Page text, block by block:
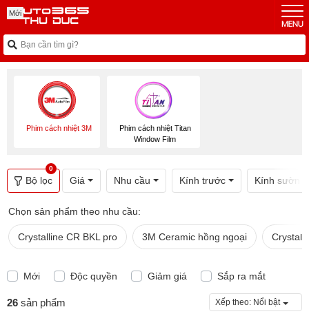
Phim cách nhiệt 3M
Phim cách nhiệt Titan
Window Film
Bộ lọc
0
Giá Nhu cầu Kính trước Kính sườn
Chọn sản phẩm theo nhu cầu:
Crystalline CR BKL pro 3M Ceramic hồng ngoại
Mới Độc quyền Giảm giá Sắp ra mắt
26 sản phẩm Xếp theo: Nổi bật
Mới
Mới
Mới
Mới